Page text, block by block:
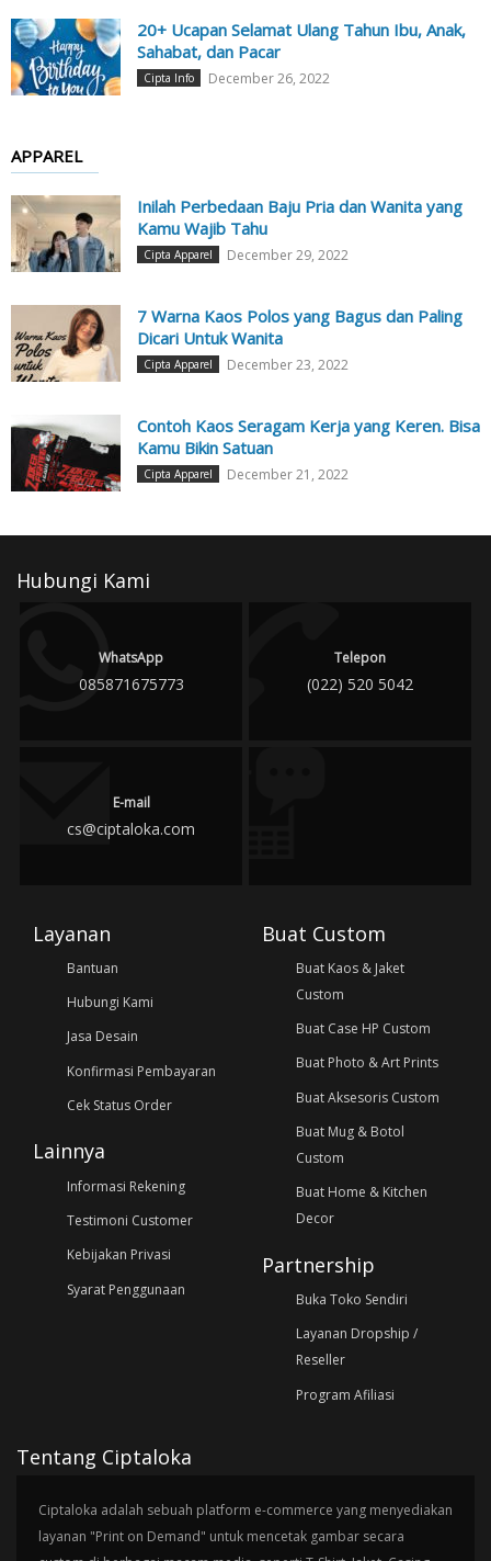
20+ Ucapan Selamat Ulang Tahun Ibu, Anak,
Sahabat, dan Pacar
Cipta Info December 26, 2022
APPAREL
Inilah Perbedaan Baju Pria dan Wanita yang
Kamu Wajib Tahu
Cipta Apparel December 29, 2022
7 Warna Kaos Polos yang Bagus dan Paling
Dicari Untuk Wanita
Cipta Apparel December 23, 2022
Contoh Kaos Seragam Kerja yang Keren. Bisa
Kamu Bikin Satuan
Cipta Apparel December 21, 2022
Hubungi Kami
WhatsApp
085871675773
Telepon
(022) 520 5042
E-mail
cs@ciptaloka.com
Layanan
Bantuan
Hubungi Kami
Jasa Desain
Konfirmasi Pembayaran
Cek Status Order
Lainnya
Informasi Rekening
Testimoni Customer
Kebijakan Privasi
Syarat Penggunaan
Buat Custom
Buat Kaos & Jaket
Custom
Buat Case HP Custom
Buat Photo & Art Prints
Buat Aksesoris Custom
Buat Mug & Botol
Custom
Buat Home & Kitchen
Decor
Partnership
Buka Toko Sendiri
Layanan Dropship /
Reseller
Program Afiliasi
Tentang Ciptaloka
Ciptaloka adalah sebuah platform e-commerce yang menyediakan
layanan "Print on Demand" untuk mencetak gambar secara